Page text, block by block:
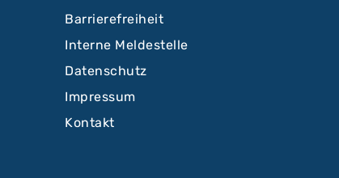
Barrierefreiheit
Interne Meldestelle
Datenschutz
Impressum
Kontakt